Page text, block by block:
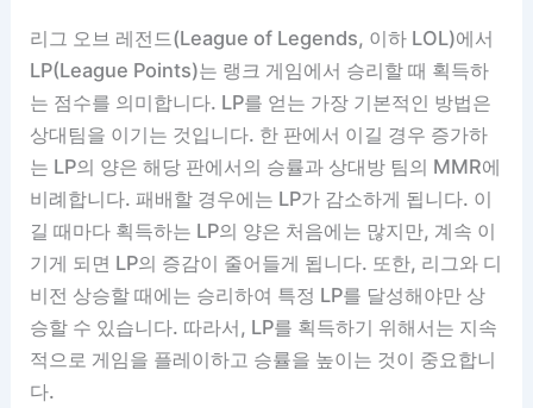
리그 오브 레전드(League of Legends, 이하 LOL)에서
LP(League Points)는 랭크 게임에서 승리할 때 획득하
는 점수를 의미합니다. LP를 얻는 가장 기본적인 방법은
상대팀을 이기는 것입니다. 한 판에서 이길 경우 증가하
는 LP의 양은 해당 판에서의 승률과 상대방 팀의 MMR에
비례합니다. 패배할 경우에는 LP가 감소하게 됩니다. 이
길 때마다 획득하는 LP의 양은 처음에는 많지만, 계속 이
기게 되면 LP의 증감이 줄어들게 됩니다. 또한, 리그와 디
비전 상승할 때에는 승리하여 특정 LP를 달성해야만 상
승할 수 있습니다. 따라서, LP를 획득하기 위해서는 지속
적으로 게임을 플레이하고 승률을 높이는 것이 중요합니
다.